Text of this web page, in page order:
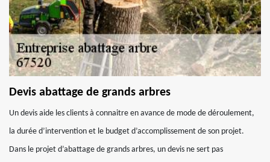
Devis abattage de grands arbres
Un devis aide les clients à connaitre en avance de mode de déroulement,
la durée d’intervention et le budget d’accomplissement de son projet.
Dans le projet d’abattage de grands arbres, un devis ne sert pas